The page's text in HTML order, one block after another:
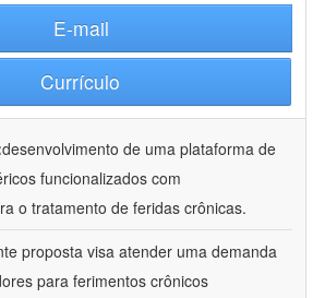
E-mail
Currículo
desenvolvimento de uma plataforma de
funcionalizados com
o tratamento de feridas crônicas.
proposta visa atender uma demanda
para ferimentos crônicos